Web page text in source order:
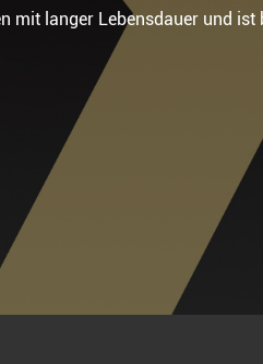
langer Lebensdauer und ist